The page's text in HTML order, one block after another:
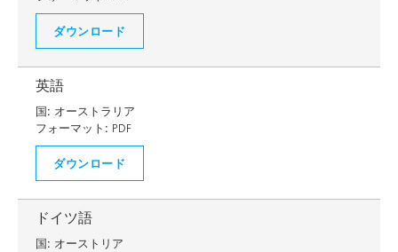
ダウンロード
英語
国: オーストラリア
フォーマット: PDF
ダウンロード
ドイツ語
国: オーストリア